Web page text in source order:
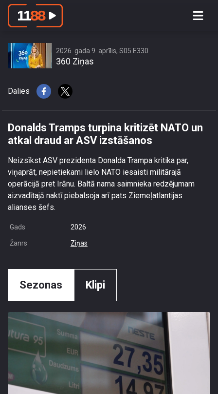
Donalds Tramps turpina kritizēt NATO
2026. gada 9. aprīlis, S05 E330
360 Ziņas
Dalies
Donalds Tramps turpina kritizēt NATO un
atkal draud ar ASV izstāšanos
Neizsīkst ASV prezidenta Donalda Trampa kritika par,
viņaprāt, nepietiekami lielo NATO iesaisti militārajā
operācijā pret Irānu. Baltā nama saimnieka redzējumam
aizvadītajā naktī piebalsoja arī pats Ziemeļatlantijas
alianses šefs.
Gads 2026
Žanrs Ziņas
Sezonas Klipi